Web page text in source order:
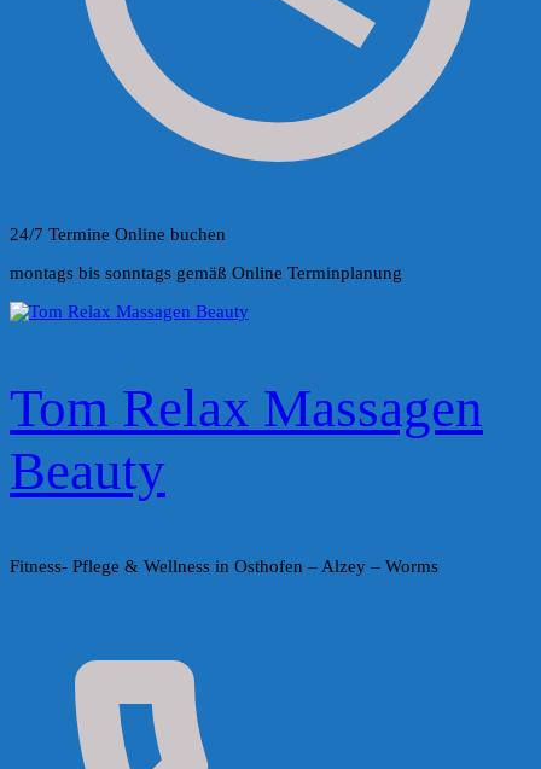
24/7 Termine Online buchen
montags bis sonntags gemäß Online Terminplanung
Tom Relax Massagen
Beauty
Fitness- Pflege & Wellness in Osthofen – Alzey – Worms